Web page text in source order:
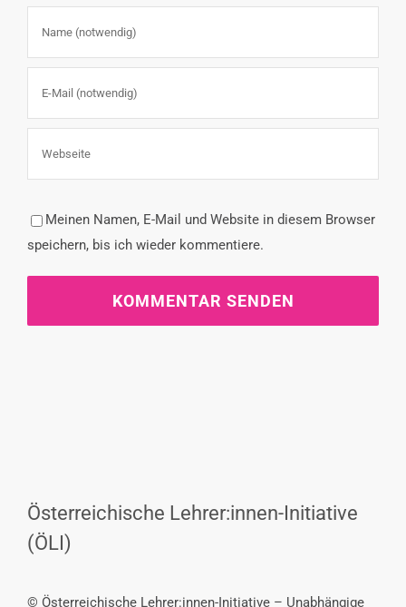
Meinen Namen, E-Mail und Website in diesem Browser
speichern, bis ich wieder kommentiere.
Österreichische Lehrer:innen-Initiative
(ÖLI)
© Österreichische Lehrer:innen-Initiative – Unabhängige